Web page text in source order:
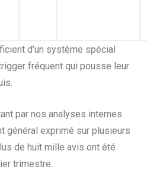
d’un système spécial
fréquent qui pousse leur
par nos analyses internes
général exprimé sur plusieurs
de huit mille avis ont été
trimestre.